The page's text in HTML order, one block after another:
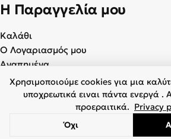
Η Παραγγελία μου
Καλάθι
Ο Λογαριασμός μου
Αγαπημένα
© 2026 Γυναικεία & Ανδρικά Παπούτσια
επιφύλαξη παντός δικαιώματος.
Χρησιμοποιούμε cookies για μια
υποχρεωτικά ειναι πάντα ενεργά .
προεραιτικά. Privacy
Όχι